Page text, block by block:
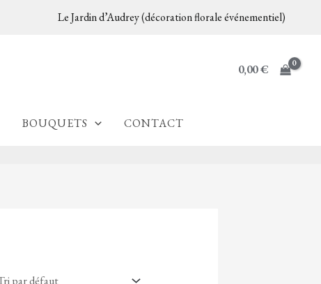
Le Jardin d’Audrey (décoration florale événementiel)
0,00€
BOUQUETS CONTACT